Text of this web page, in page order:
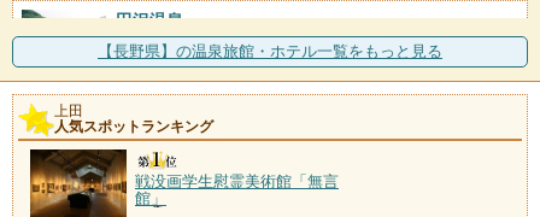
田沢温泉
施設数：2軒
木造の宿が並ぶ、レトロな雰囲気の温泉。子宝の湯で
有名な田沢の有乳湯は、
八幡温泉
施設数：1軒
【長野県】の温泉旅館・ホテル一覧をもっと見る
上田
人気スポットランキング
戦没画学生慰霊美術館「無言
館」